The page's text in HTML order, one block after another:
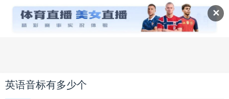
✕
英语音标有多少个